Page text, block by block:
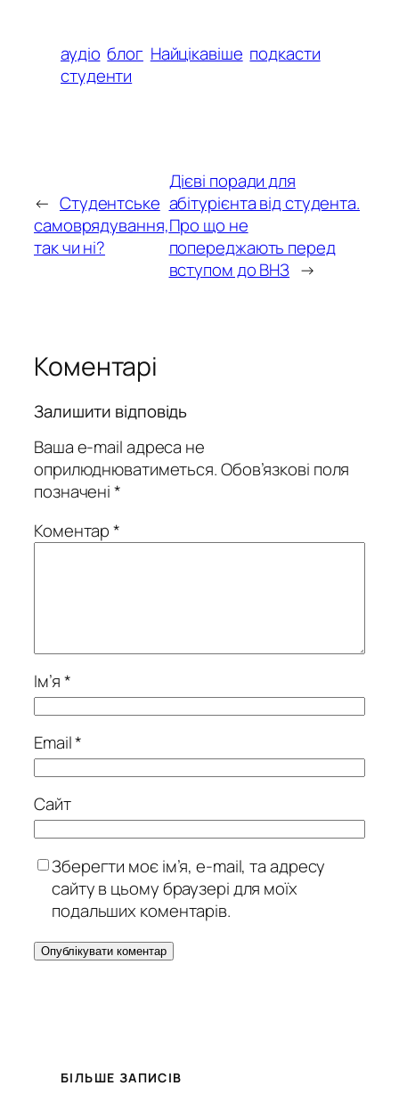
аудіо блог Найцікавіше подкасти
студенти
← Студентське
самоврядування,
так чи ні?
Дієві поради для
абітурієнта від студента.
Про що не
попереджають перед
вступом до ВНЗ →
Коментарі
Залишити відповідь
Ваша e-mail адреса не
оприлюднюватиметься.Обов’язкові поля
позначені*
Коментар*
Ім’я*
Email*
Сайт
Зберегти моє ім’я, e-mail, та адресу
сайту в цьому браузері для моїх
подальших коментарів.
БІЛЬШЕ ЗАПИСІВ